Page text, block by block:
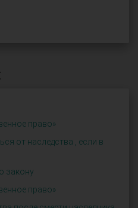
право»
от наследства , если в
закону
право»